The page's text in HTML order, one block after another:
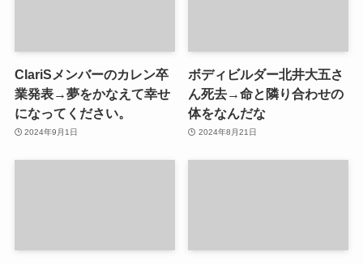
ClariSメンバーのカレン卒
業発表→夢をかなえて幸せ
になってください。
2024年9月1日
ボディビルダー北井大五さ
ん死去→命と隣り合わせの
体をなんだな
2024年8月21日